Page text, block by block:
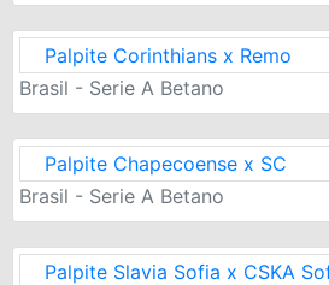
Palpite Corinthians x Remo
Brasil - Serie A Betano
Palpite Chapecoense x SC
Brasil - Serie A Betano
Palpite Slavia Sofia x CSKA